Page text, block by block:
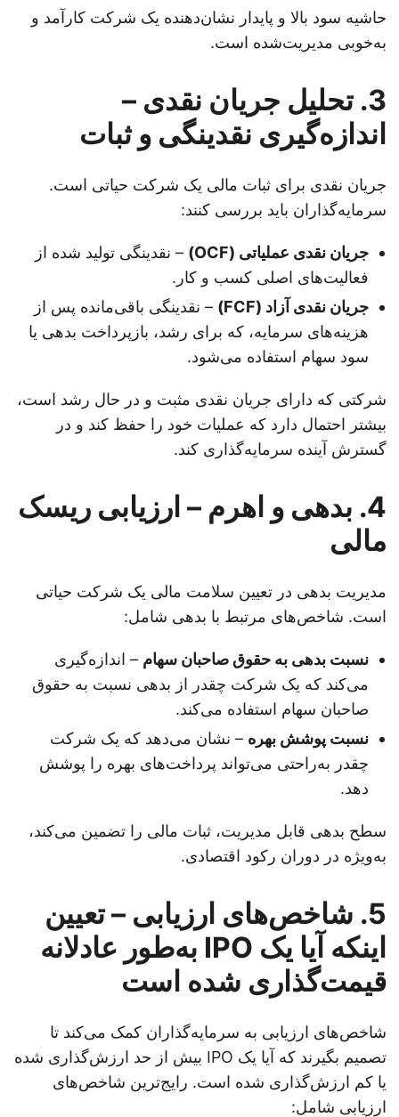
حاشیه سود بالا و پایدار نشان‌دهنده یک شرکت کارآمد و
به‌خوبی مدیریت‌شده است.
3. تحلیل جریان نقدی –
اندازه‌گیری نقدینگی و ثبات
جریان نقدی برای ثبات مالی یک شرکت حیاتی است.
سرمایه‌گذاران باید بررسی کنند:
جریان نقدی عملیاتی (OCF)
– نقدینگی تولید شده از
فعالیت‌های اصلی کسب و کار.
جریان نقدی آزاد (FCF)
– نقدینگی باقی‌مانده پس از
هزینه‌های سرمایه، که برای رشد، بازپرداخت بدهی یا
سود سهام استفاده می‌شود.
شرکتی که دارای جریان نقدی مثبت و در حال رشد است،
بیشتر احتمال دارد که عملیات خود را حفظ کند و در
گسترش آینده سرمایه‌گذاری کند.
4. بدهی و اهرم – ارزیابی ریسک
مالی
مدیریت بدهی در تعیین سلامت مالی یک شرکت حیاتی
است. شاخص‌های مرتبط با بدهی شامل:
نسبت بدهی به حقوق صاحبان سهام – اندازه‌گیری
می‌کند که یک شرکت چقدر از بدهی نسبت به حقوق
صاحبان سهام استفاده می‌کند.
نسبت پوشش بهره – نشان می‌دهد که یک شرکت
چقدر به‌راحتی می‌تواند پرداخت‌های بهره را پوشش
دهد.
سطح بدهی قابل مدیریت، ثبات مالی را تضمین می‌کند،
به‌ویژه در دوران رکود اقتصادی.
5. شاخص‌های ارزیابی – تعیین
اینکه آیا یک IPO به‌طور عادلانه
قیمت‌گذاری شده است
شاخص‌های ارزیابی به سرمایه‌گذاران کمک می‌کند تا
تصمیم بگیرند که آیا یک IPO بیش از حد ارزش‌گذاری شده
یا کم ارزش‌گذاری شده است. رایج‌ترین شاخص‌های
ارزیابی شامل: